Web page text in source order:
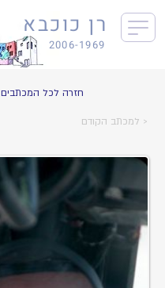
רן כוכבא
2006-1969
< חזרה לכל המכתבים
למכתב הקודם >